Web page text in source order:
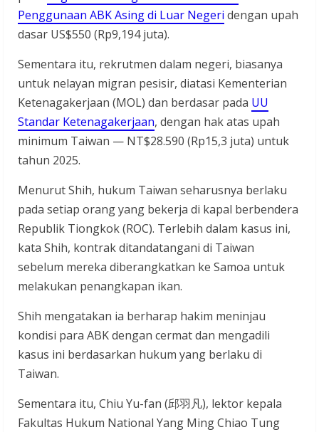
Penggunaan ABK Asing di Luar Negeri dengan upah
dasar US$550 (Rp9,194 juta).
Sementara itu, rekrutmen dalam negeri, biasanya
untuk nelayan migran pesisir, diatasi Kementerian
Ketenagakerjaan (MOL) dan berdasar pada UU
Standar Ketenagakerjaan, dengan hak atas upah
minimum Taiwan — NT$28.590 (Rp15,3 juta) untuk
tahun 2025.
Menurut Shih, hukum Taiwan seharusnya berlaku
pada setiap orang yang bekerja di kapal berbendera
Republik Tiongkok (ROC). Terlebih dalam kasus ini,
kata Shih, kontrak ditandatangani di Taiwan
sebelum mereka diberangkatkan ke Samoa untuk
melakukan penangkapan ikan.
Shih mengatakan ia berharap hakim meninjau
kondisi para ABK dengan cermat dan mengadili
kasus ini berdasarkan hukum yang berlaku di
Taiwan.
Sementara itu, Chiu Yu-fan (邱羽凡), lektor kepala
Fakultas Hukum National Yang Ming Chiao Tung